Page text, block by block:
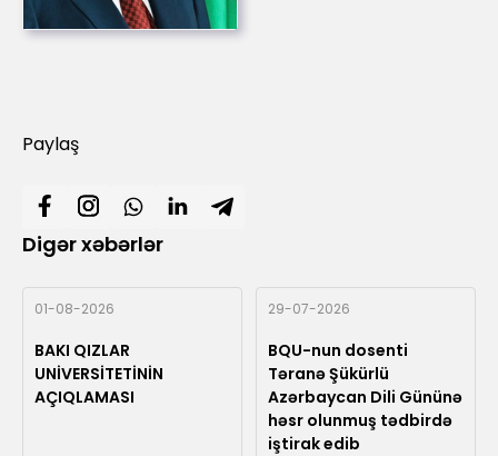
Paylaş
Digər xəbərlər
01-08-2026
BAKI QIZLAR
UNİVERSİTETİNİN
AÇIQLAMASI
29-07-2026
BQU-nun dosenti
Təranə Şükürlü
Azərbaycan Dili Gününə
həsr olunmuş tədbirdə
iştirak edib